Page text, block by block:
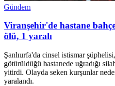
Gündem
Viranşehir'de hastane
ölü, 1 yaralı
Şanlıurfa'da cinsel istismar
götürüldüğü hastanede uğradığı
yitirdi. Olayda seken kurşunlar
yaralandı.